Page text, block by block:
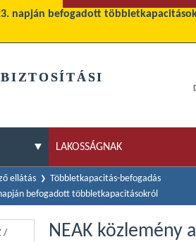
napján befogadott
LAKOSSÁGNAK
ellátás
Többletkapacitás-befogadás
befogadott többletkapacitásokról
/
NEAK közlemény